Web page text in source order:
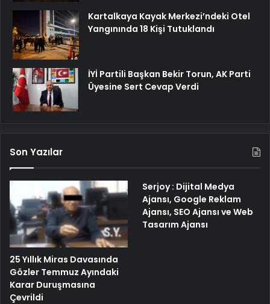
Kartalkaya Kayak Merkezi’ndeki Otel
Yangınında 18 Kişi Tutuklandı
İYİ Partili Başkan Bekir Torun, AK Parti
Üyesine Sert Cevap Verdi
Son Yazılar
25 Yıllık Miras Davasında
Gözler Temmuz Ayındaki
Karar Duruşmasına
Çevrildi
Serjoy : Dijital Medya
Ajansı, Google Reklam
Ajansı, SEO Ajansı ve Web
Tasarım Ajansı